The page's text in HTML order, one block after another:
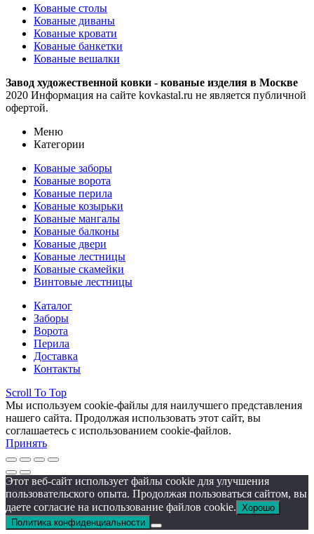
Кованые столы
Кованые диваны
Кованые кровати
Кованые банкетки
Кованые вешалки
Завод художественной ковки - кованые изделия в Москве
2020 Информация на сайте kovkastal.ru не является публичной
офертой.
Меню
Категории
Кованые заборы
Кованые ворота
Кованые перила
Кованые козырьки
Кованые мангалы
Кованые балконы
Кованые двери
Кованые лестницы
Кованые скамейки
Винтовые лестницы
Каталог
Заборы
Ворота
Перила
Доставка
Контакты
Scroll To Top
Мы используем cookie-файлы для наилучшего представления
нашего сайта. Продолжая использовать этот сайт, вы
соглашаетесь с использованием cookie-файлов.
Принять
Этот веб-сайт использует файлы cookie для улучшения
пользовательского опыта. Продолжая пользоваться сайтом, вы
даете согласие на использование файлов cookie. Хорошо
Политика конфиденциальности